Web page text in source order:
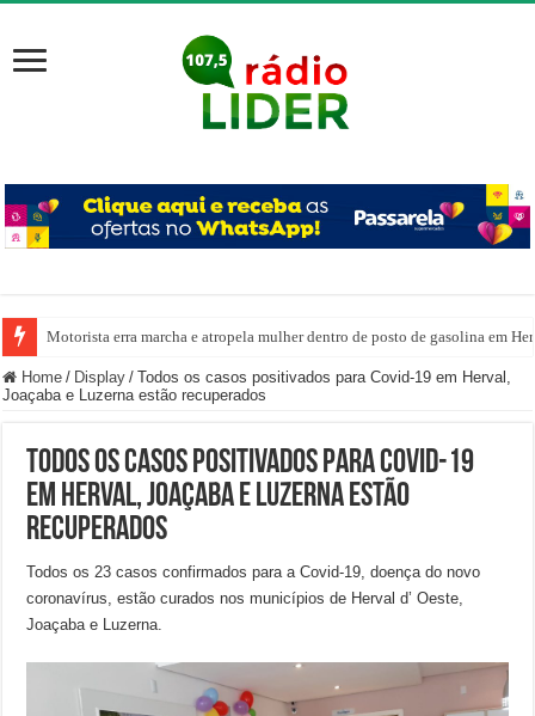
Motorista erra marcha e atropela mulher dentro de posto de gasolina em
Home / Display / Todos os casos positivados para Covid-19 em Herval,
Joaçaba e Luzerna estão recuperados
Todos os casos positivados para Covid-19
em Herval, Joaçaba e Luzerna estão
recuperados
Todos os 23 casos confirmados para a Covid-19, doença do novo
coronavírus, estão curados nos municípios de Herval d’ Oeste,
Joaçaba e Luzerna.